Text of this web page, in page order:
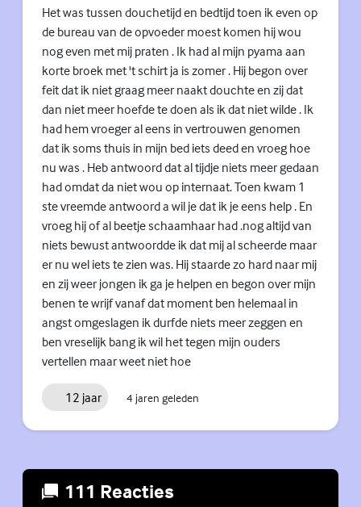
Het was tussen douchetijd en bedtijd toen ik even op
de bureau van de opvoeder moest komen hij wou
nog even met mij praten . Ik had al mijn pyama aan
korte broek met 't schirt ja is zomer . Hij begon over
feit dat ik niet graag meer naakt douchte en zij dat
dan niet meer hoefde te doen als ik dat niet wilde . Ik
had hem vroeger al eens in vertrouwen genomen
dat ik soms thuis in mijn bed iets deed en vroeg hoe
nu was . Heb antwoord dat al tijdje niets meer gedaan
had omdat da niet wou op internaat. Toen kwam 1
ste vreemde antwoord a wil je dat ik je eens help . En
vroeg hij of al beetje schaamhaar had .nog altijd van
niets bewust antwoordde ik dat mij al scheerde maar
er nu wel iets te zien was. Hij staarde zo hard naar mij
en zij weer jongen ik ga je helpen en begon over mijn
benen te wrijf vanaf dat moment ben helemaal in
angst omgeslagen ik durfde niets meer zeggen en
ben vreselijk bang ik wil het tegen mijn ouders
vertellen maar weet niet hoe
12 jaar 4 jaren geleden
111 Reacties